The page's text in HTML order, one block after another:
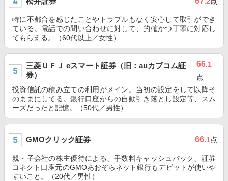
特に不都合を感じたことやトラブルもなく安心して取引ができ
ている。電話での問い合わせに対して、的確かつ丁寧に対応し
てもらえる。（60代以上／女性）
三菱ＵＦＪ eスマート証券（旧：auカブコム証
券）
66.1
点
投資信託の積み立ての利用がメイン。当初の設定をして以降そ
のままにしてる。銀行口座からの自動引き落とし設定等、スム
ーズだったと記憶。（50代／男性）
GMOクリック証券 66.1点
親・子会社の株主優待による、手数料キャッシュバック、証券
コネクト口座元のGMOあおぞらネット銀行もデビットが使いや
すいこと。（20代／男性）